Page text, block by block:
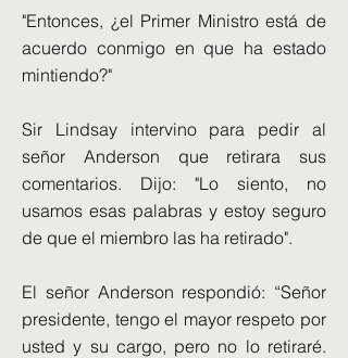
"Entonces, ¿el Primer Ministro está de
acuerdo conmigo en que ha estado
mintiendo?"
Sir Lindsay intervino para pedir al
señor Anderson que retirara sus
comentarios. Dijo: "Lo siento, no
usamos esas palabras y estoy seguro
de que el miembro las ha retirado".
El señor Anderson respondió: “Señor
presidente, tengo el mayor respeto por
usted y su cargo, pero no lo retiraré.